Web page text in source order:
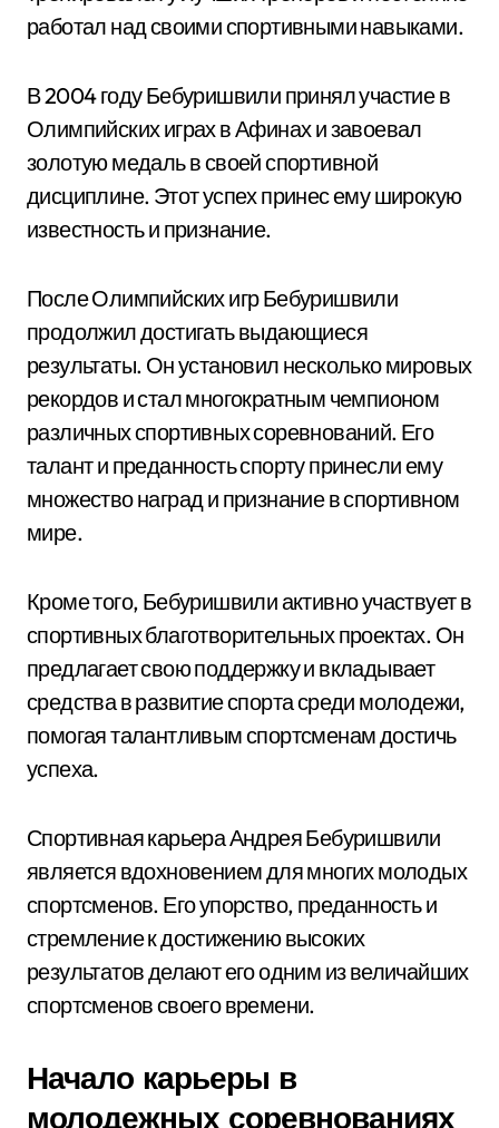
работал над своими спортивными навыками.
В 2004 году Бебуришвили принял участие в
Олимпийских играх в Афинах и завоевал
золотую медаль в своей спортивной
дисциплине. Этот успех принес ему широкую
известность и признание.
После Олимпийских игр Бебуришвили
продолжил достигать выдающиеся
результаты. Он установил несколько мировых
рекордов и стал многократным чемпионом
различных спортивных соревнований. Его
талант и преданность спорту принесли ему
множество наград и признание в спортивном
мире.
Кроме того, Бебуришвили активно участвует в
спортивных благотворительных проектах. Он
предлагает свою поддержку и вкладывает
средства в развитие спорта среди молодежи,
помогая талантливым спортсменам достичь
успеха.
Спортивная карьера Андрея Бебуришвили
является вдохновением для многих молодых
спортсменов. Его упорство, преданность и
стремление к достижению высоких
результатов делают его одним из величайших
спортсменов своего времени.
Начало карьеры в
молодежных соревнованиях